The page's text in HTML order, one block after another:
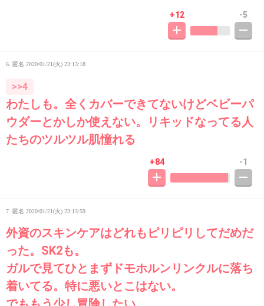
+12 -5
6. 匿名 2020/01/21(火) 23:13:18
>>4
わたしも。全くカバーできてないけどベビーパ
ウダーとかしか使えない。リキッドなってる人
たちのツルツル肌憧れる
+84 -1
7. 匿名 2020/01/21(火) 23:13:59
外資のスキンケアはどれもピリピリしてだめだ
った。SK2も。
ガルで見てひとまずドモホルンリンクルに落ち
着いてる。特に悪いとこはない。